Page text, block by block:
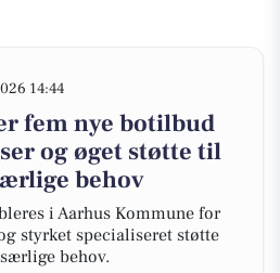
14:44
fem nye botilbud
og øget støtte til
behov
i Aarhus Kommune for
styrket specialiseret støtte
behov.